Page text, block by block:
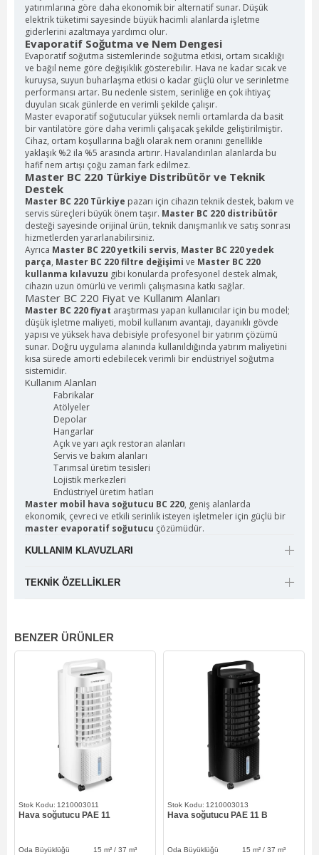
yatırımlarına göre daha ekonomik bir alternatif sunar. Düşük
elektrik tüketimi sayesinde büyük hacimli alanlarda işletme
giderlerini azaltmaya yardımcı olur.
Evaporatif Soğutma ve Nem Dengesi
Evaporatif soğutma sistemlerinde soğutma etkisi, ortam sıcaklığı
ve bağıl neme göre değişiklik gösterebilir. Hava ne kadar sıcak ve
kuruysa, suyun buharlaşma etkisi o kadar güçlü olur ve serinletme
performansı artar. Bu nedenle sistem, serinliğe en çok ihtiyaç
duyulan sıcak günlerde en verimli şekilde çalışır.
Master evaporatif soğutucular yüksek nemli ortamlarda da basit
bir vantilatöre göre daha verimli çalışacak şekilde geliştirilmiştir.
Cihaz, ortam koşullarına bağlı olarak nem oranını genellikle
yaklaşık %2 ila %5 arasında artırır. Havalandırılan alanlarda bu
hafif nem artışı çoğu zaman fark edilmez.
Master BC 220 Türkiye Distribütör ve Teknik
Destek
Master BC 220 Türkiye pazarı için cihazın teknik destek, bakım ve
servis süreçleri büyük önem taşır. Master BC 220 distribütör
desteği sayesinde orijinal ürün, teknik danışmanlık ve satış sonrası
hizmetlerden yararlanabilirsiniz.
Ayrıca Master BC 220 yetkili servis, Master BC 220 yedek
parça, Master BC 220 filtre değişimi ve Master BC 220
kullanma kılavuzu gibi konularda profesyonel destek almak,
cihazın uzun ömürlü ve verimli çalışmasına katkı sağlar.
Master BC 220 Fiyat ve Kullanım Alanları
Master BC 220 fiyat araştırması yapan kullanıcılar için bu model;
düşük işletme maliyeti, mobil kullanım avantajı, dayanıklı gövde
yapısı ve yüksek hava debisiyle profesyonel bir yatırım çözümü
sunar. Doğru uygulama alanında kullanıldığında yatırım maliyetini
kısa sürede amorti edebilecek verimli bir endüstriyel soğutma
sistemidir.
Kullanım Alanları
Fabrikalar
Atölyeler
Depolar
Hangarlar
Açık ve yarı açık restoran alanları
Servis ve bakım alanları
Tarımsal üretim tesisleri
Lojistik merkezleri
Endüstriyel üretim hatları
Master mobil hava soğutucu BC 220, geniş alanlarda
ekonomik, çevreci ve etkili serinlik isteyen işletmeler için güçlü bir
master evaporatif soğutucu çözümüdür.
KULLANIM KLAVUZLARI
TEKNIK ÖZELLIKLER
BENZER ÜRÜNLER
1210003011
Hava soğutucu PAE 11
Oda Büyüklüğü 15 m² / 37 m³
1210003013
Hava soğutucu PAE 11 B
Oda Büyüklüğü 15 m² / 37 m³